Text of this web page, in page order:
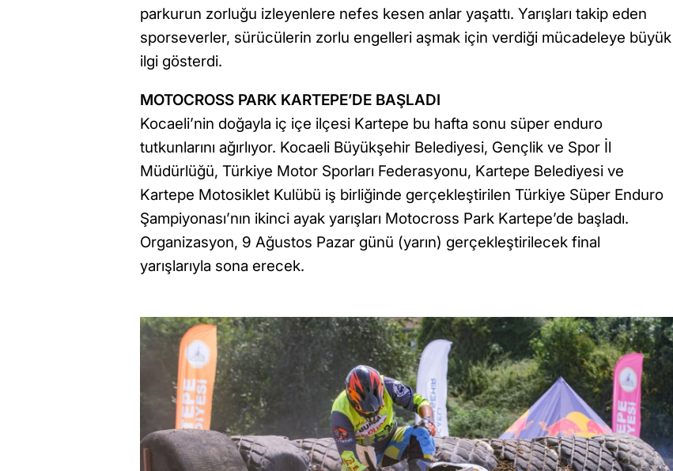
parkurun zorluğu izleyenlere nefes kesen anlar yaşattı. Yarışları takip eden
sporseverler, sürücülerin zorlu engelleri aşmak için verdiği mücadeleye büyük
ilgi gösterdi.
MOTOCROSS PARK KARTEPE’DE BAŞLADI
Kocaeli’nin doğayla iç içe ilçesi Kartepe bu hafta sonu süper enduro
tutkunlarını ağırlıyor. Kocaeli Büyükşehir Belediyesi, Gençlik ve Spor İl
Müdürlüğü, Türkiye Motor Sporları Federasyonu, Kartepe Belediyesi ve
Kartepe Motosiklet Kulübü iş birliğinde gerçekleştirilen Türkiye Süper Enduro
Şampiyonası’nın ikinci ayak yarışları Motocross Park Kartepe’de başladı.
Organizasyon, 9 Ağustos Pazar günü (yarın) gerçekleştirilecek final
yarışlarıyla sona erecek.